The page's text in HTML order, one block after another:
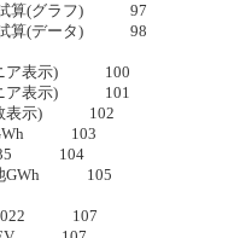
試算(グラフ) 97
試算(データ) 98
ニア表示) 100
ニア表示) 101
数表示) 102
GWh 103
35 104
池GWh 105
2022 107